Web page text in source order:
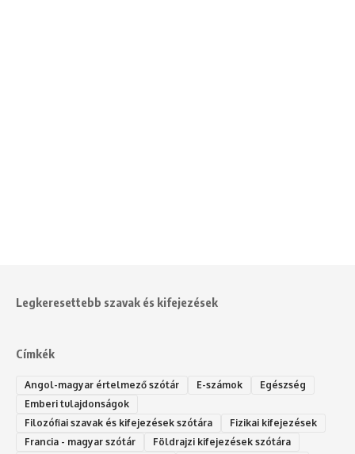
Legkeresettebb szavak és kifejezések
Címkék
Angol-magyar értelmező szótár E-számok
Egészség
Emberi tulajdonságok
Filozófiai szavak és kifejezések szótára
Fizikai kifejezések
Francia - magyar szótár
Földrajzi kifejezések szótára